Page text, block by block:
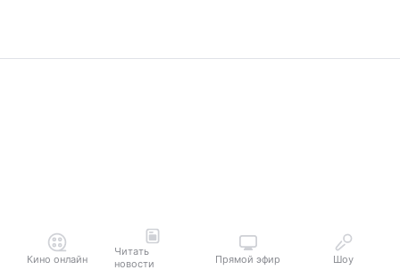
Кино онлайн
Читать
новости
Прямой эфир Шоу